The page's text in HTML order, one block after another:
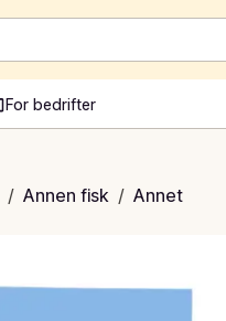
For bedrifter
/ Annen fisk / Annet